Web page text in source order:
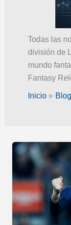
Todas las
división de
mundo
Fantasy
Inicio Blog